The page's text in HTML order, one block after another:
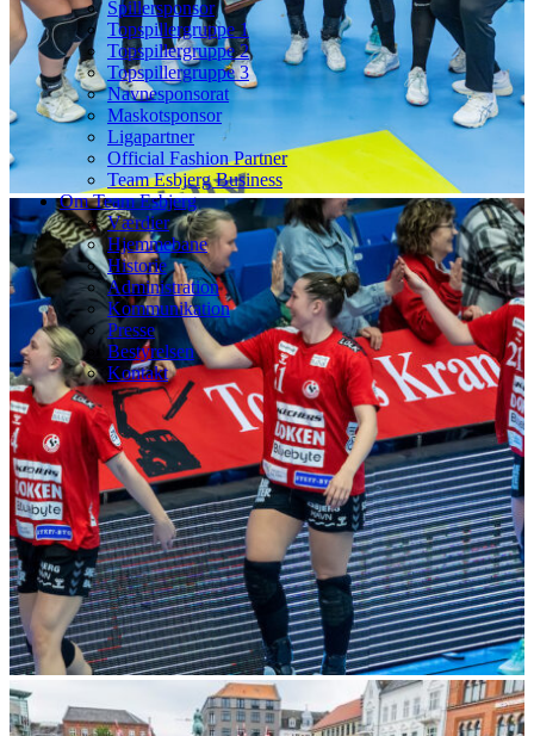
Spillersponsor
Topspillergruppe 1
Topspillergruppe 2
Topspillergruppe 3
Navnesponsorat
Maskotsponsor
Ligapartner
Official Fashion Partner
Team Esbjerg Business
Om Team Esbjerg
Værdier
Hjemmebane
Historie
Administration
Kommunikation
Presse
Bestyrelsen
Kontakt